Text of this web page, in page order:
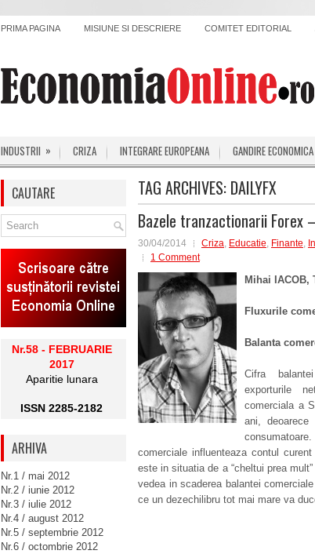
PRIMA PAGINA MISIUNE SI DESCRIERE COMITET EDITORIAL
INDUSTRII » CRIZA INTEGRARE EUROPEANA GANDIRE ECONOMICA
TAG ARCHIVES: DAILYFX
Bazele tranzactionarii Forex
30/04/2014 Criza, Educatie, Finante,
1 Comment
Mihai IACOB,
Fluxurile
Balanta
Cifra
exporturile
comerciala a
ani,
comerciale influenteaza contul
este in situatia de a “cheltui prea
vedea in scaderea balantei
ce un dezechilibru tot mai mare va
CAUTARE
Nr.58 - FEBRUARIE
2017
Aparitie lunara
ISSN 2285-2182
ARHIVA
Nr.1 / mai 2012
Nr.2 / iunie 2012
Nr.3 / iulie 2012
Nr.4 / august 2012
Nr.5 / septembrie 2012
Nr.6 / octombrie 2012